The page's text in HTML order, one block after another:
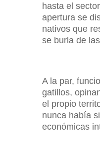
hasta el
apertura se
nativos que
se burla de
A la par,
gatillos,
el propio
nunca había
económicas